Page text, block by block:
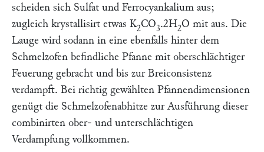
scheiden sich Sulfat und Ferrocyankalium aus;
zugleich krystallisirt etwas K2CO3.2H2O mit aus. Die
Lauge wird sodann in eine ebenfalls hinter dem
Schmelzofen befindliche Pfanne mit oberschlächtiger
Feuerung gebracht und bis zur Breiconsistenz
verdampft. Bei richtig gewählten Pfannendimensionen
genügt die Schmelzofenabhitze zur Ausführung dieser
combinirten ober- und unterschlächtigen
Verdampfung vollkommen.